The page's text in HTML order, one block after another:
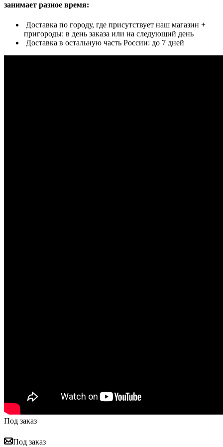
занимает разное время:
Доставка по городу, где присутствует наш магазин +
пригороды: в день заказа или на следующий день
Доставка в остальную часть России: до 7 дней
Под заказ
Под заказ